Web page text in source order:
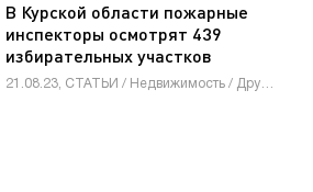
В Курской области пожарные
инспекторы осмотрят 439
избирательных участков